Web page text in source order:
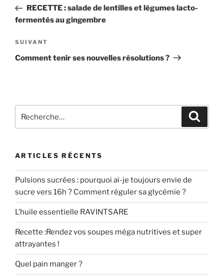
l’article
précédent
RECETTE : salade de lentilles et légumes lacto-
fermentés au gingembre
Article
suivant
SUIVANT
Comment tenir ses nouvelles résolutions ?
pour
ARTICLES RÉCENTS
Pulsions sucrées : pourquoi ai-je toujours envie de
sucre vers 16h ? Comment réguler sa glycémie ?
L’huile essentielle RAVINTSARE
Recette :Rendez vos soupes méga nutritives et super
attrayantes !
Quel pain manger ?